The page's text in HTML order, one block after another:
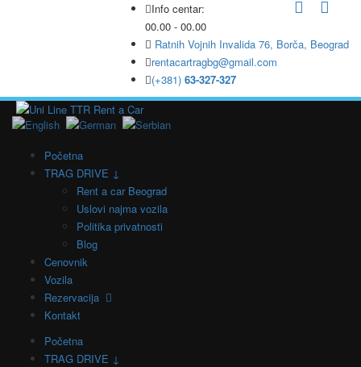
Info centar:
00.00 - 00.00
Ratnih Vojnih Invalida 76, Borča, Beograd
rentacartragbg@gmail.com
(+381) 63-327-327
Početna
TRAG DRIVE ↓
Rent a car Beograd
Uslovi najma vozila
Politika privatnosti
Blog
Cenovnik
Vozila
Rezervacija
Kontakt
Početna
TRAG DRIVE ↓